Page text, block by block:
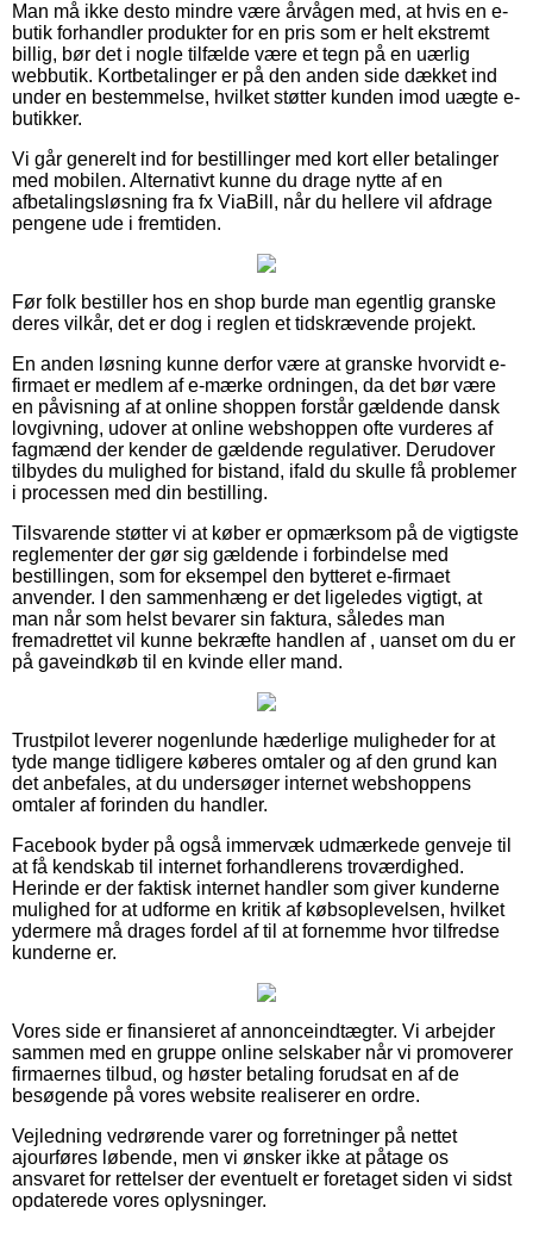
Man må ikke desto mindre være årvågen med, at hvis en e-
butik forhandler produkter for en pris som er helt ekstremt
billig, bør det i nogle tilfælde være et tegn på en uærlig
webbutik. Kortbetalinger er på den anden side dækket ind
under en bestemmelse, hvilket støtter kunden imod uægte e-
butikker.
Vi går generelt ind for bestillinger med kort eller betalinger
med mobilen. Alternativt kunne du drage nytte af en
afbetalingsløsning fra fx ViaBill, når du hellere vil afdrage
pengene ude i fremtiden.
Før folk bestiller hos en shop burde man egentlig granske
deres vilkår, det er dog i reglen et tidskrævende projekt.
En anden løsning kunne derfor være at granske hvorvidt e-
firmaet er medlem af e-mærke ordningen, da det bør være
en påvisning af at online shoppen forstår gældende dansk
lovgivning, udover at online webshoppen ofte vurderes af
fagmænd der kender de gældende regulativer. Derudover
tilbydes du mulighed for bistand, ifald du skulle få problemer
i processen med din bestilling.
Tilsvarende støtter vi at køber er opmærksom på de vigtigste
reglementer der gør sig gældende i forbindelse med
bestillingen, som for eksempel den bytteret e-firmaet
anvender. I den sammenhæng er det ligeledes vigtigt, at
man når som helst bevarer sin faktura, således man
fremadrettet vil kunne bekræfte handlen af , uanset om du er
på gaveindkøb til en kvinde eller mand.
Trustpilot leverer nogenlunde hæderlige muligheder for at
tyde mange tidligere køberes omtaler og af den grund kan
det anbefales, at du undersøger internet webshoppens
omtaler af forinden du handler.
Facebook byder på også immervæk udmærkede genveje til
at få kendskab til internet forhandlerens troværdighed.
Herinde er der faktisk internet handler som giver kunderne
mulighed for at udforme en kritik af købsoplevelsen, hvilket
ydermere må drages fordel af til at fornemme hvor tilfredse
kunderne er.
Vores side er finansieret af annonceindtægter. Vi arbejder
sammen med en gruppe online selskaber når vi promoverer
firmaernes tilbud, og høster betaling forudsat en af de
besøgende på vores website realiserer en ordre.
Vejledning vedrørende varer og forretninger på nettet
ajourføres løbende, men vi ønsker ikke at påtage os
ansvaret for rettelser der eventuelt er foretaget siden vi sidst
opdaterede vores oplysninger.